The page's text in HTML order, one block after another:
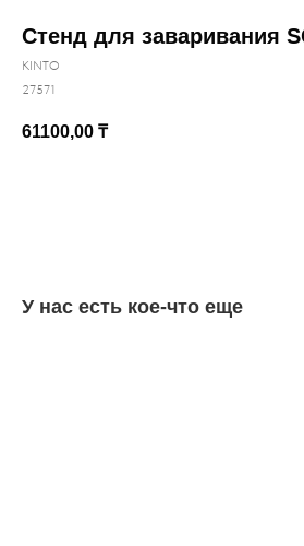
Стенд для заваривания
KINTO
27571
61100,00 ₸
У нас есть кое-что еще